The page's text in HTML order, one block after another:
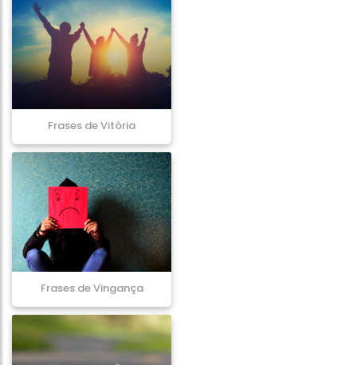
Frases de Vitória
Frases de Vingança